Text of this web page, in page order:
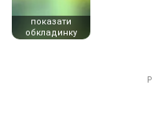
показати
обкладинку